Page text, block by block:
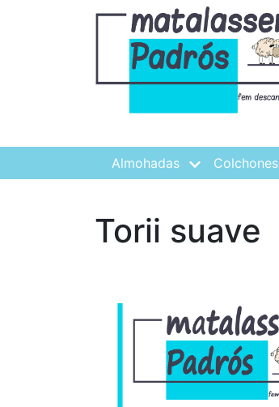
Almohadas Colchones
Torii suave